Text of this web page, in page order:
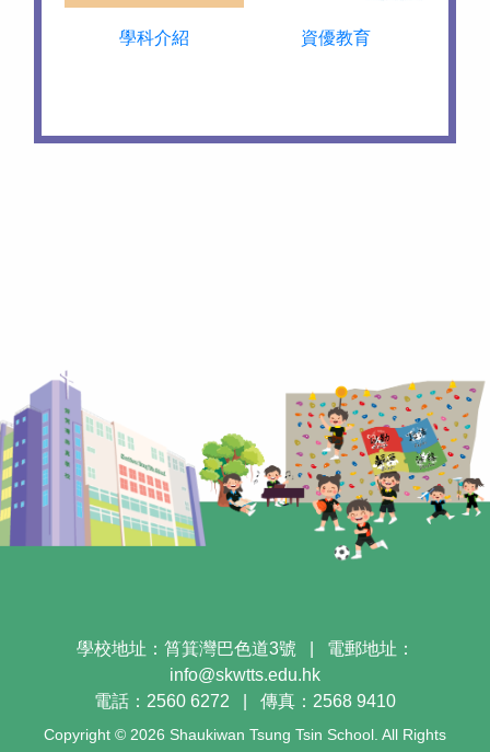
學科介紹 資優教育
學校地址：筲箕灣巴色道3號
電郵地址：
info@skwtts.edu.hk
電話：2560 6272
傳真：2568 9410
Copyright © 2026 Shaukiwan Tsung Tsin School. All Rights